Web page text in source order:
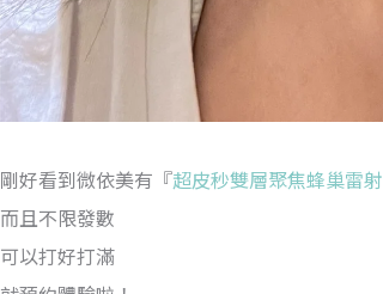
剛好看到微依美有『超皮秒雙層聚焦蜂巢雷射
而且不限發數
可以打好打滿